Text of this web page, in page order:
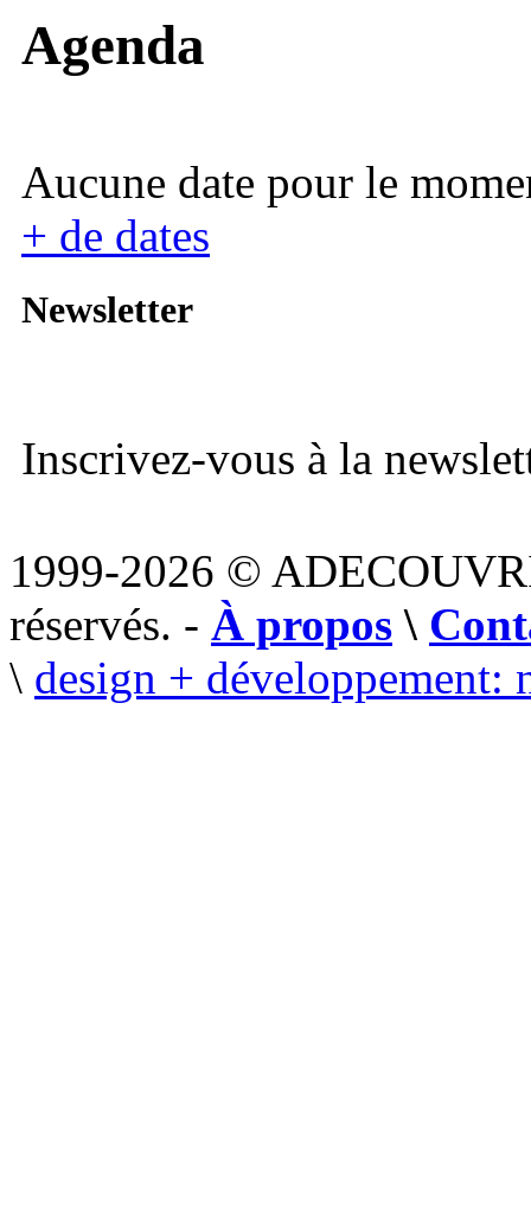
Agenda
Aucune date pour le
+ de dates
Newsletter
Inscrivez-vous à la
1999-2026 ©
réservés. - À propos \
\ design + développement: